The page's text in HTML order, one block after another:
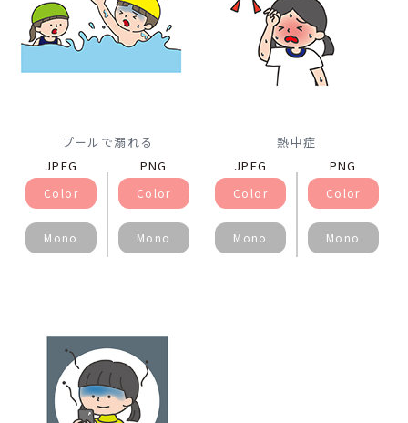
プールで溺れる
JPEG
Color
Mono
PNG
Color
Mono
熱中症
JPEG
Color
Mono
PNG
Color
Mono